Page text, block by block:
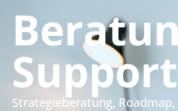
Support
Strategieberatung, Roadmap,